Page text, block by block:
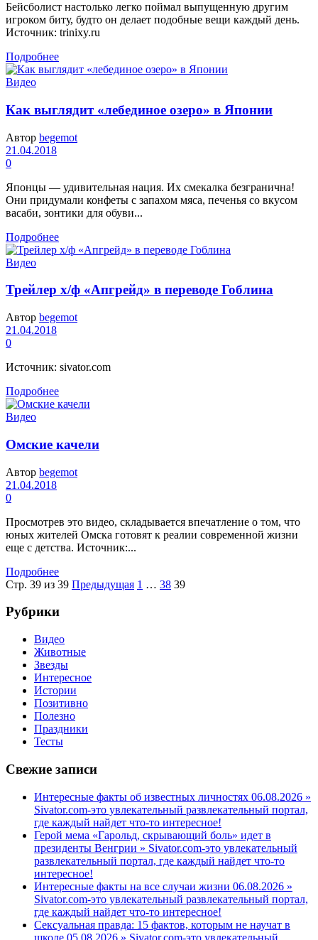
Бейсболист настолько легко поймал выпущенную другим
игроком биту, будто он делает подобные вещи каждый день.
Источник: trinixy.ru
Подробнее
Видео
Как выглядит «лебединое озеро» в Японии
Автор begemot
21.04.2018
0
Японцы — удивительная нация. Их смекалка безгранична!
Они придумали конфеты с запахом мяса, печенья со вкусом
васаби, зонтики для обуви...
Подробнее
Видео
Трейлер х/ф «Апгрейд» в переводе Гоблина
Автор begemot
21.04.2018
0
Источник: sivator.com
Подробнее
Видео
Омские качели
Автор begemot
21.04.2018
0
Просмотрев это видео, складывается впечатление о том, что
юных жителей Омска готовят к реалии современной жизни
еще с детства. Источник:...
Подробнее
Стр. 39 из 39 Предыдущая 1 … 38 39
Рубрики
Видео
Животные
Звезды
Интересное
Истории
Позитивно
Полезно
Праздники
Тесты
Свежие записи
Интересные факты об известных личностях 06.08.2026 »
Sivator.com-это увлекательный развлекательный портал,
где каждый найдет что-то интересное!
Герой мема «Гарольд, скрывающий боль» идет в
президенты Венгрии » Sivator.com-это увлекательный
развлекательный портал, где каждый найдет что-то
интересное!
Интересные факты на все случаи жизни 06.08.2026 »
Sivator.com-это увлекательный развлекательный портал,
где каждый найдет что-то интересное!
Сексуальная правда: 15 фактов, которым не научат в
школе 05.08.2026 » Sivator.com-это увлекательный